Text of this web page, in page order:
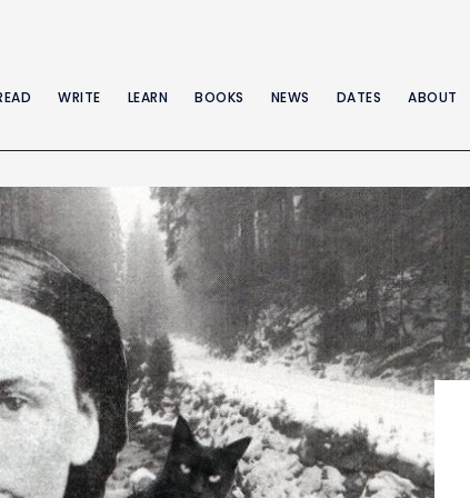
WRITE LEARN BOOKS NEWS DATES ABOUT